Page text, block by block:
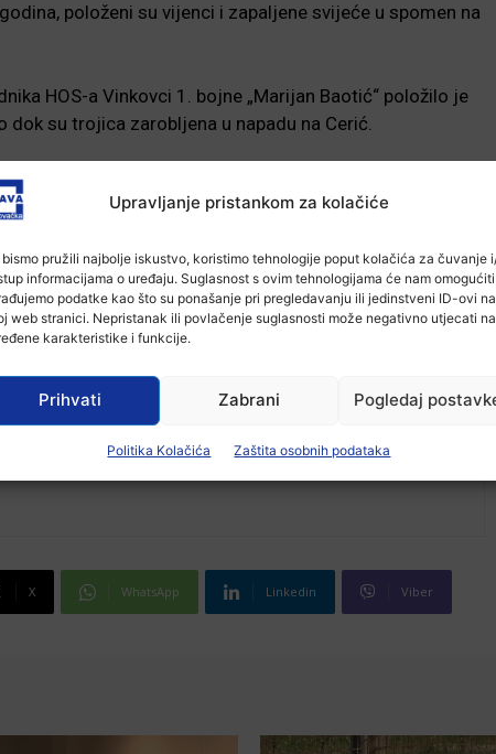
Upravljanje pristankom za kolačiće
bismo pružili najbolje iskustvo, koristimo tehnologije poput kolačića za čuvanje
informacijama o uređaju. Suglasnost s ovim tehnologijama će nam
podatke kao što su ponašanje pri pregledavanju ili jedinstveni ID-ovi na
web stranici. Nepristanak ili povlačenje suglasnosti može negativno utjecati na
karakteristike i funkcije.
Prihvati Zabrani Pogledaj
Politika Kolačića Zaštita osobnih podataka
položeni su vijenci i zapaljene svijeće u spomen na
HOS-a Vinkovci 1. bojne „Marijan Baotić“ položilo je
su trojica zarobljena u napadu na Cerić.
X WhatsApp Linkedin Viber